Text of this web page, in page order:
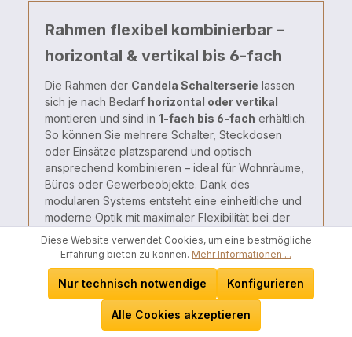
Rahmen flexibel kombinierbar –
horizontal & vertikal bis 6-fach
Die Rahmen der Candela Schalterserie lassen
sich je nach Bedarf horizontal odervertikal
montieren und sind in 1-fach bis 6-fach erhältlich.
So können Sie mehrere Schalter, Steckdosen
oder Einsätze platzsparend und optisch
ansprechend kombinieren – ideal für Wohnräume,
Büros oder Gewerbeobjekte. Dank des
modularen Systems entsteht eine einheitliche und
moderne Optik mit maximaler Flexibilität bei der
Elektroinstallation.
Diese Website verwendet Cookies, um eine bestmögliche
Erfahrung bieten zu können. Mehr Informationen ...
Nur technisch notwendige Konfigurieren
Alle Cookies akzeptieren